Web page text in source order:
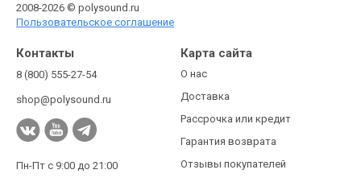
2008-2026 © polysound.ru
Пользовательское соглашение
Контакты
8 (800) 555-27-54
shop@polysound.ru
Пн-Пт с 9:00 до 21:00
Карта сайта
О нас
Доставка
Рассрочка или кредит
Гарантия возврата
Отзывы покупателей